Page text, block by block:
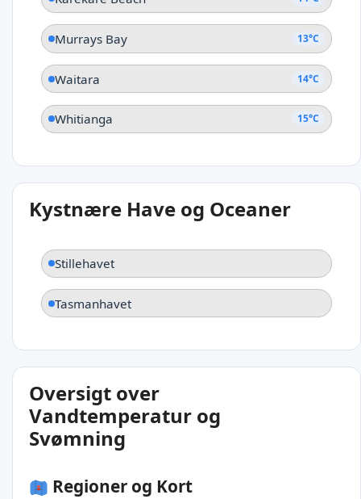
Murrays Bay 13°C
Waitara 14°C
Whitianga 15°C
Kystnære Have og Oceaner
Stillehavet
Tasmanhavet
Oversigt over
Vandtemperatur og
Svømning
Regioner og Kort